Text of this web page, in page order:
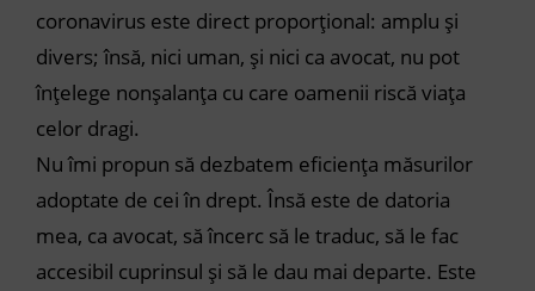
coronavirus este direct proporțional: amplu și
divers; însă, nici uman, și nici ca avocat, nu pot
înțelege nonșalanța cu care oamenii riscă viața
celor dragi.
Nu îmi propun să dezbatem eficiența măsurilor
adoptate de cei în drept. Însă este de datoria
mea, ca avocat, să încerc să le traduc, să le fac
accesibil cuprinsul și să le dau mai departe. Este